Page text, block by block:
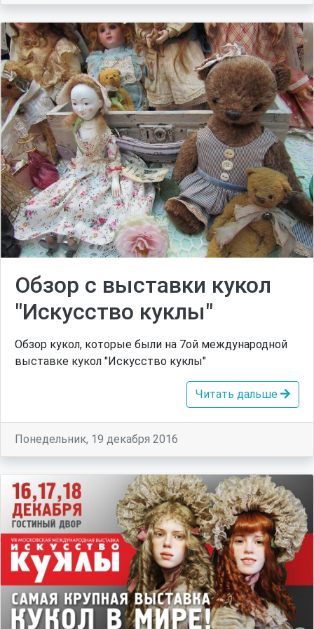
Обзор с выставки кукол
"Искусство куклы"
Обзор кукол, которые были на 7ой международной
выставке кукол "Искусство куклы"
Читать дальше
Понедельник, 19 декабря 2016